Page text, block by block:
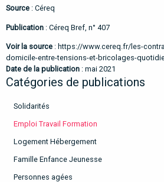
Source : Céreq
Publication : Céreq Bref, n° 407
Voir la source : https://www.cereq.fr/les-
domicile-entre-tensions-et-bricolages-
Date de la publication : mai 2021
Catégories de publications
Solidarités
Emploi Travail Formation
Logement Hébergement
Famille Enfance Jeunesse
Personnes agées